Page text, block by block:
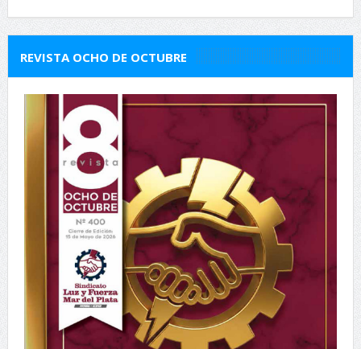
REVISTA OCHO DE OCTUBRE